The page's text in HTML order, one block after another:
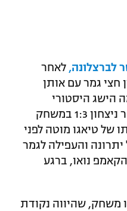
לברצלונה, לאחר
חצי גמר עם אותן
רשמה הישג היסטורי
כשהדיחה את ברצלונה אלופת אירופה דאז בחצי גמר ליגת האלופות. לאחר ניצחון 1:3 במשחק
של טיאגו מוטה לפני
הפסד 1:0, אינטר שמרה על יתרונה והעפילה לגמר
נואו, ברגע
משחק, שהיווה נקודת